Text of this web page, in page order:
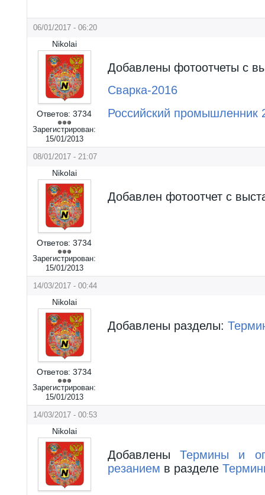
06/01/2017 - 06:20
Nikolai
Ответов: 3734
Зарегистрирован:
15/01/2013
Добавлены фотоотчеты с
Сварка-2016
Российский промышленник
08/01/2017 - 21:07
Nikolai
Ответов: 3734
Зарегистрирован:
15/01/2013
Добавлен фотоотчет с
14/03/2017 - 00:44
Nikolai
Ответов: 3734
Зарегистрирован:
15/01/2013
Добавлены разделы:
14/03/2017 - 00:53
Nikolai
Добавлены Термины и
резанием в разделе